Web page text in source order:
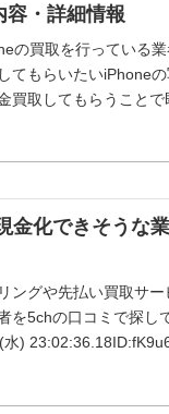
容・詳細情報
の買取を行っている
てもらいたいiPhone
買取してもらうこと
金化できそうな
ングや先払い買取サ
を5chの口コミで探し
)